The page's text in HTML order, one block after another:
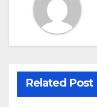
Related Post